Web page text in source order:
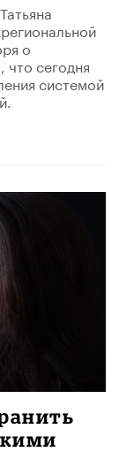
о
что сегодня
системой